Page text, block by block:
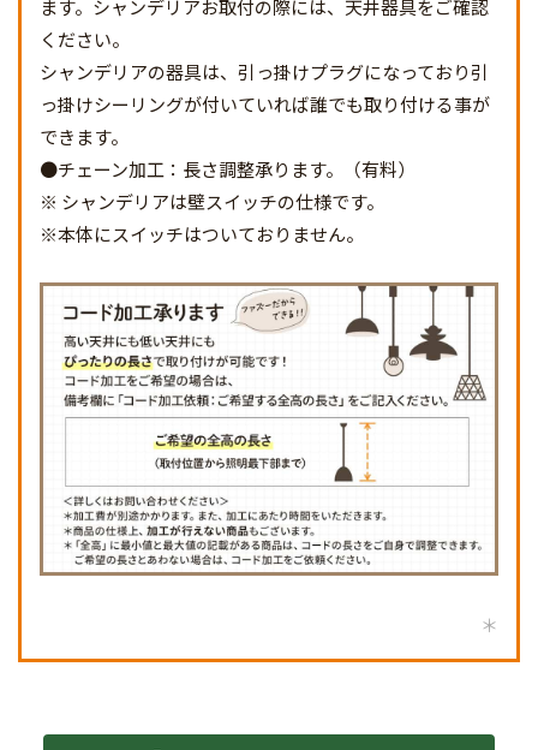
ます。シャンデリアお取付の際には、天井器具をご確認
ください。
シャンデリアの器具は、引っ掛けプラグになっており引
っ掛けシーリングが付いていれば誰でも取り付ける事が
できます。
●チェーン加工：長さ調整承ります。（有料）
※ シャンデリアは壁スイッチの仕様です。
※本体にスイッチはついておりません。